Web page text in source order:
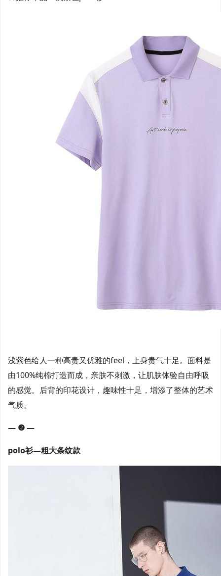
浅紫色给人一种高贵又优雅的feel，上身贵气十足。面料是
由100%纯棉打造而成，亲肤不刺激，让肌肤体验自由呼吸
的感觉。后背的印花设计，趣味性十足，增添了整体的艺术
气质。
— ❷ —
polo衫—粗大条纹款